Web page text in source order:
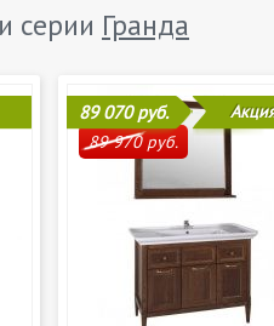
серии Гранда
89 070 руб.
89 970 руб.